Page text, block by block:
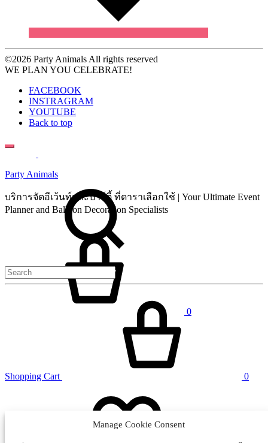
Manage Cookie Consent
©2026 Party Animals All rights reserved
WE PLAN YOU CELEBRATE!
FACEBOOK
INSTRAGRAM
YOUTUBE
Back to top
Party Animals
บริการจัดอีเว้นท์และปาร์ตี้ ที่ดาราเลือกใช้ | Your Ultimate Event
Planner and Balloon Decoration Specialists
0
Search
Shopping Cart 0